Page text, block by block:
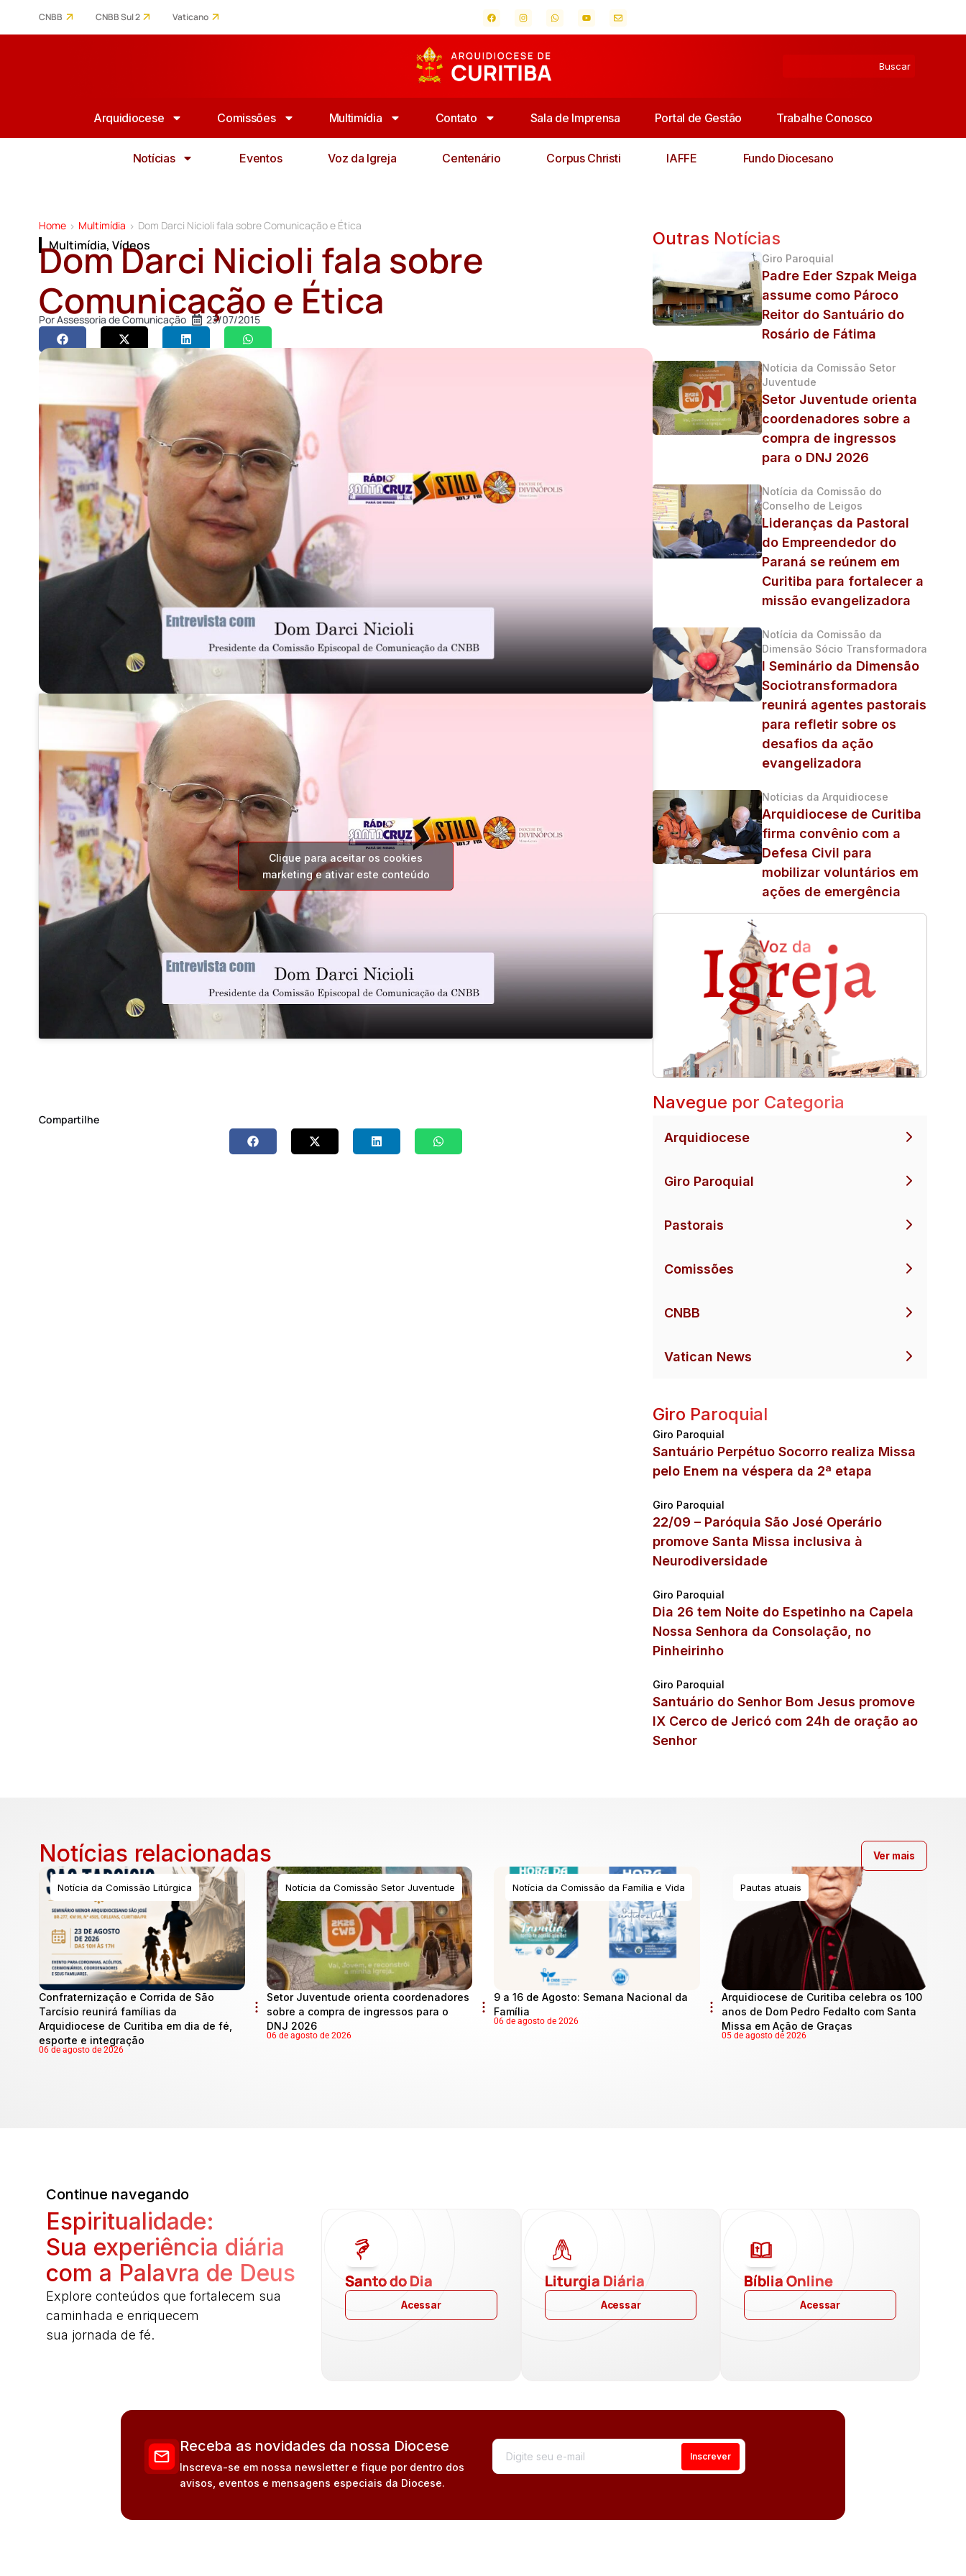
CNBB CNBB Sul 2 Vaticano
Arquidiocese Comissões Multimídia Contato Sala de Imprensa Portal de Gestão Trabalhe Conosco
Notícias Eventos Voz da Igreja Centenário Corpus Christi IAFFE Fundo Diocesano
Home > Multimídia > Dom Darci Nicioli fala sobre Comunicação e Ética
Multimídia, Vídeos
Dom Darci Nicioli fala sobre
Comunicação e Ética
PorAssessoria de Comunicação 23/07/2015
Clique para aceitar os cookies
marketing e ativar este conteúdo
Compartilhe
Outras Notícias
Giro Paroquial
Padre Eder Szpak Meiga
assume como Pároco
Reitor do Santuário do
Rosário de Fátima
Notícia da Comissão Setor
Juventude
Setor Juventude orienta
coordenadores sobre a
compra de ingressos
para o DNJ 2026
Notícia da Comissão do
Conselho de Leigos
Lideranças da Pastoral
do Empreendedor do
Paraná se reúnem em
Curitiba para fortalecer a
missão evangelizadora
Notícia da Comissão da
Dimensão Sócio Transformadora
I Seminário da Dimensão
Sociotransformadora
reunirá agentes pastorais
para refletir sobre os
desafios da ação
evangelizadora
Notícias da Arquidiocese
Arquidiocese de Curitiba
firma convênio com a
Defesa Civil para
mobilizar voluntários em
ações de emergência
Navegue por Categoria
Arquidiocese
Giro Paroquial
Pastorais
Comissões
CNBB
Vatican News
Giro Paroquial
Giro Paroquial
Santuário Perpétuo Socorro realiza Missa
pelo Enem na véspera da 2ª etapa
Giro Paroquial
22/09 – Paróquia São José Operário
promove Santa Missa inclusiva à
Neurodiversidade
Giro Paroquial
Dia 26 tem Noite do Espetinho na Capela
Nossa Senhora da Consolação, no
Pinheirinho
Giro Paroquial
Santuário do Senhor Bom Jesus promove
IX Cerco de Jericó com 24h de oração ao
Senhor
Notícias relacionadas
Notícia da Comissão Litúrgica
Confraternização e Corrida de São
Tarcísio reunirá famílias da
Arquidiocese de Curitiba em dia de fé,
esporte e integração
06 de agosto de 2026
Notícia da Comissão Setor Juventude
Setor Juventude orienta coordenadores
sobre a compra de ingressos para o
DNJ 2026
06 de agosto de 2026
Notícia da Comissão da Família e Vida
9 a 16 de Agosto: Semana Nacional da
Família
06 de agosto de 2026
Pautas atuais
Arquidiocese de Curitiba celebra os 100
anos de Dom Pedro Fedalto com Santa
Missa em Ação de Graças
05 de agosto de 2026
Ver mais
Continue navegando
Espiritualidade:
Sua experiência diária
com a Palavra de Deus
Explore conteúdos que fortalecem sua
caminhada e enriquecem
sua jornada de fé.
Santo do Dia
Acessar
Liturgia Diária
Acessar
Bíblia Online
Acessar
Receba as novidades da nossa Diocese
Inscreva-se em nossa newsletter e fique por dentro dos
avisos, eventos e mensagens especiais da Diocese.